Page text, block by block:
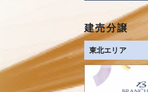
建売分譲
東北エリア